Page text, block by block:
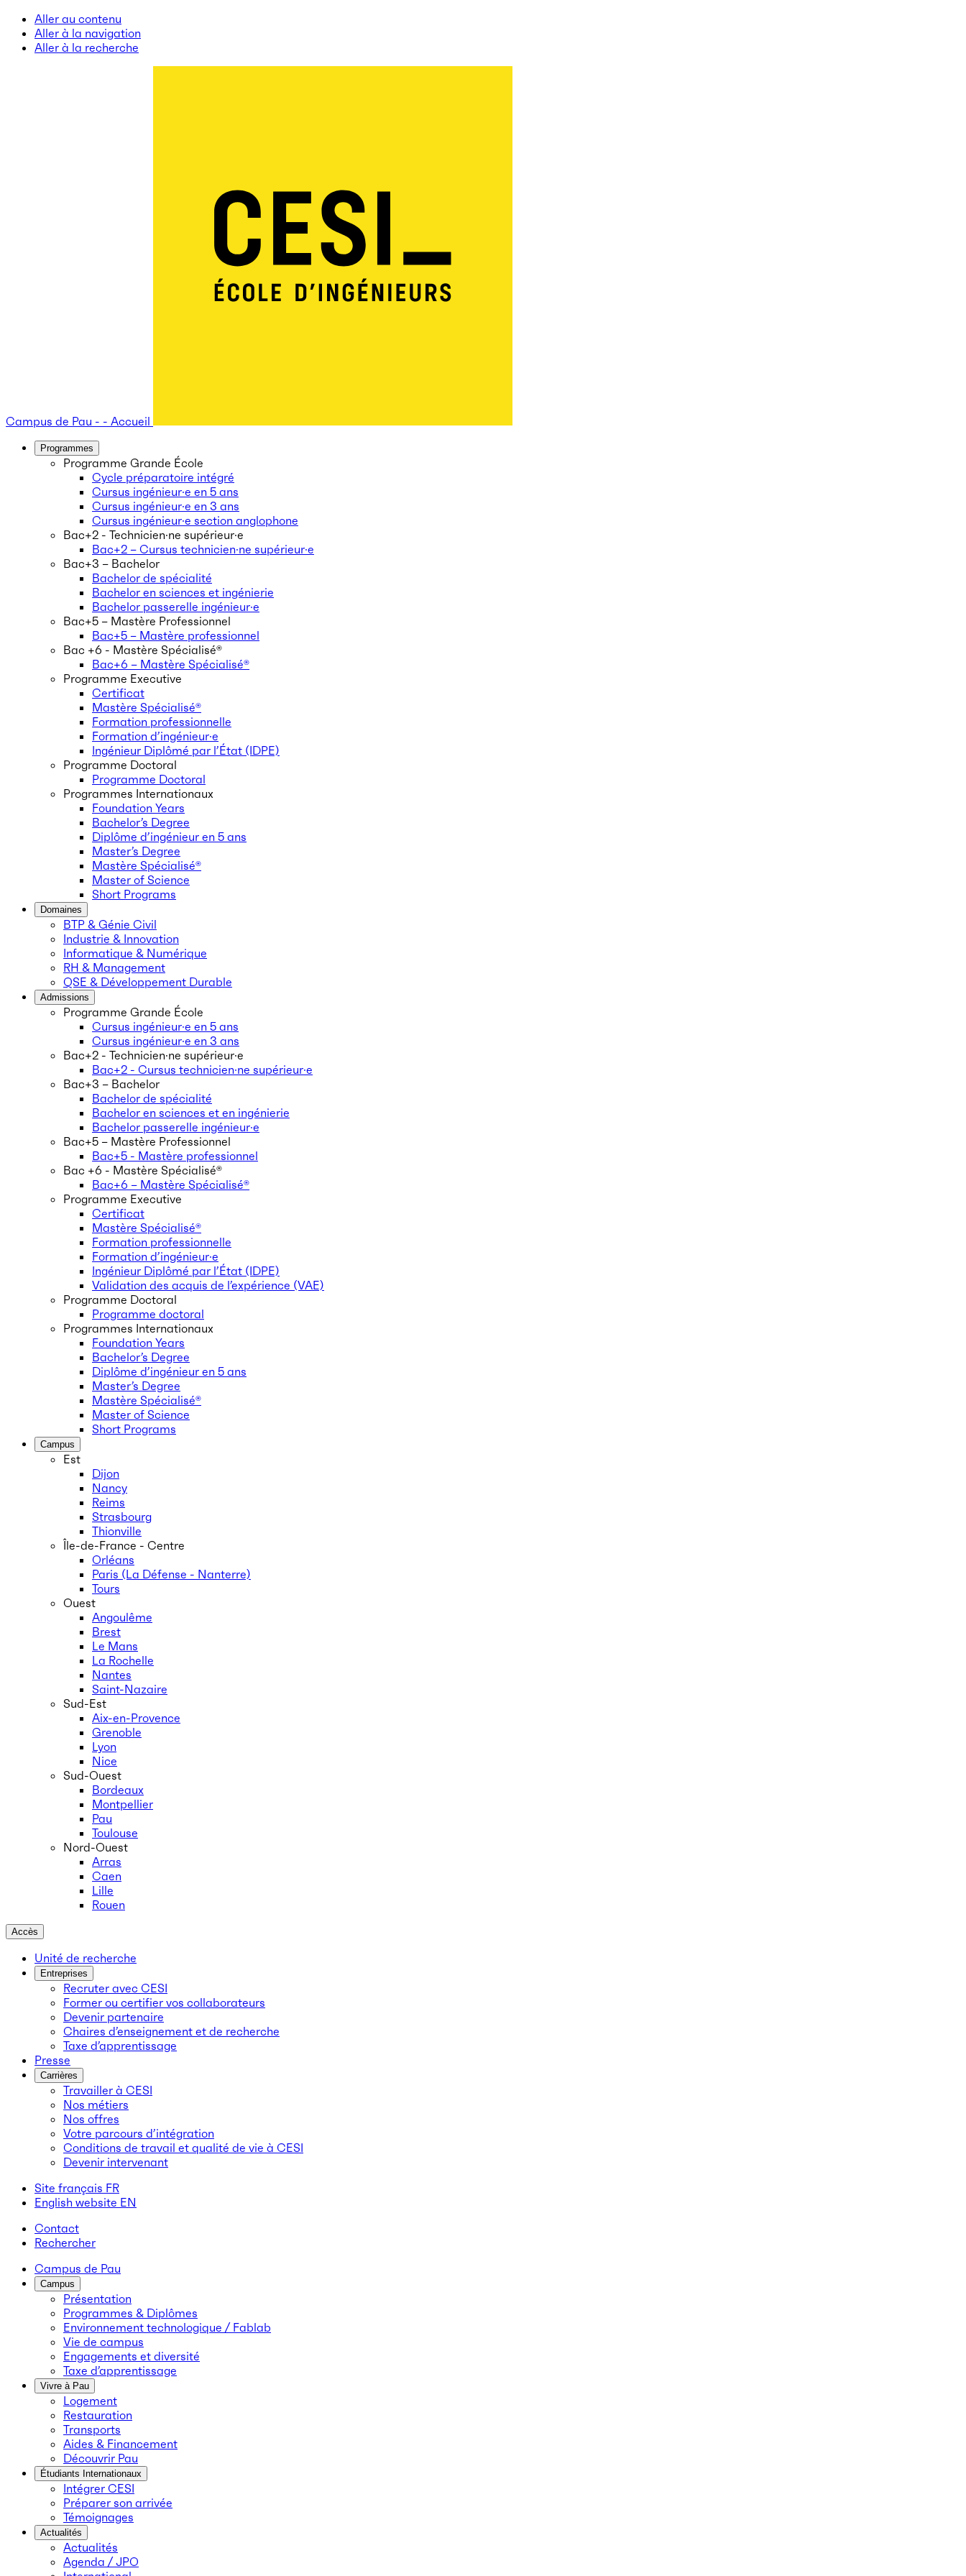
Aller au contenu
Aller à la navigation
Aller à la recherche
Campus de Pau - - Accueil
Programmes
Programme Grande École
Cycle préparatoire intégré
Cursus ingénieur·e en 5 ans
Cursus ingénieur·e en 3 ans
Cursus ingénieur·e section anglophone
Bac+2 - Technicien·ne supérieur·e
Bac+2 – Cursus technicien·ne supérieur·e
Bac+3 – Bachelor
Bachelor de spécialité
Bachelor en sciences et ingénierie
Bachelor passerelle ingénieur·e
Bac+5 – Mastère Professionnel
Bac+5 – Mastère professionnel
Bac +6 - Mastère Spécialisé®
Bac+6 – Mastère Spécialisé®
Programme Executive
Certificat
Mastère Spécialisé®
Formation professionnelle
Formation d’ingénieur·e
Ingénieur Diplômé par l’État (IDPE)
Programme Doctoral
Programme Doctoral
Programmes Internationaux
Foundation Years
Bachelor’s Degree
Diplôme d’ingénieur en 5 ans
Master’s Degree
Mastère Spécialisé®
Master of Science
Short Programs
Domaines
BTP & Génie Civil
Industrie & Innovation
Informatique & Numérique
RH & Management
QSE & Développement Durable
Admissions
Programme Grande École
Cursus ingénieur·e en 5 ans
Cursus ingénieur·e en 3 ans
Bac+2 - Technicien·ne supérieur·e
Bac+2 - Cursus technicien·ne supérieur·e
Bac+3 – Bachelor
Bachelor de spécialité
Bachelor en sciences et en ingénierie
Bachelor passerelle ingénieur·e
Bac+5 – Mastère Professionnel
Bac+5 - Mastère professionnel
Bac +6 - Mastère Spécialisé®
Bac+6 – Mastère Spécialisé®
Programme Executive
Certificat
Mastère Spécialisé®
Formation professionnelle
Formation d’ingénieur·e
Ingénieur Diplômé par l’État (IDPE)
Validation des acquis de l’expérience (VAE)
Programme Doctoral
Programme doctoral
Programmes Internationaux
Foundation Years
Bachelor’s Degree
Diplôme d’ingénieur en 5 ans
Master’s Degree
Mastère Spécialisé®
Master of Science
Short Programs
Campus
Est
Dijon
Nancy
Reims
Strasbourg
Thionville
Île-de-France - Centre
Orléans
Paris (La Défense - Nanterre)
Tours
Ouest
Angoulême
Brest
Le Mans
La Rochelle
Nantes
Saint-Nazaire
Sud-Est
Aix-en-Provence
Grenoble
Lyon
Nice
Sud-Ouest
Bordeaux
Montpellier
Pau
Toulouse
Nord-Ouest
Arras
Caen
Lille
Rouen
Accès
Unité de recherche
Entreprises
Recruter avec CESI
Former ou certifier vos collaborateurs
Devenir partenaire
Chaires d’enseignement et de recherche
Taxe d’apprentissage
Presse
Carrières
Travailler à CESI
Nos métiers
Nos offres
Votre parcours d’intégration
Conditions de travail et qualité de vie à CESI
Devenir intervenant
Site français FR
English website EN
Contact
Rechercher
Campus de Pau
Campus
Présentation
Programmes & Diplômes
Environnement technologique / Fablab
Vie de campus
Engagements et diversité
Taxe d’apprentissage
Vivre à Pau
Logement
Restauration
Transports
Aides & Financement
Découvrir Pau
Étudiants Internationaux
Intégrer CESI
Préparer son arrivée
Témoignages
Actualités
Actualités
Agenda / JPO